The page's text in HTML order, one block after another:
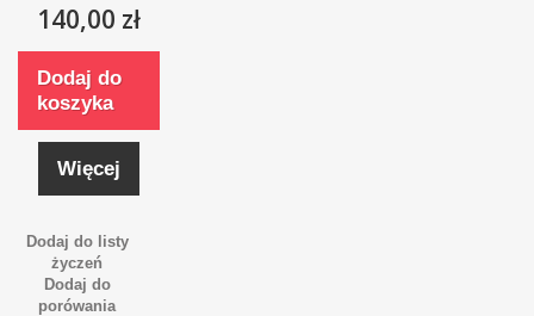
140,00 zł
Dodaj do
koszyka
Więcej
Dodaj do listy
życzeń
Dodaj do
porówania